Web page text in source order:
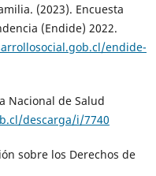
(2023). Encuesta
(Endide) 2022.
endide-
Nacional de Salud
descarga/i/7740
sobre los Derechos de